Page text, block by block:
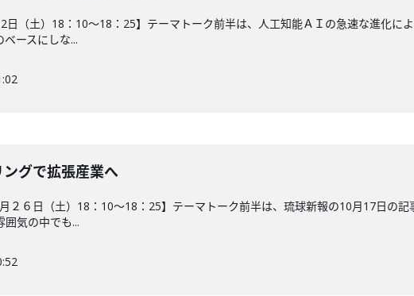
日（土）18：10～18：25】テーマトーク前半は、人工知能ＡＩの急速な進化に
ースにしな...
グで拡張産業へ
２６日（土）18：10～18：25】テーマトーク前半は、琉球新報の10月17日の
気の中でも...